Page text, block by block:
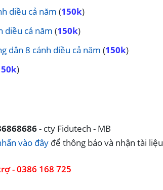
diều cả năm (150k)
diều cả năm (150k)
dân 8 cánh diều cả năm (150k)
)
- cty Fidutech - MB
vào đâyđể thông báo và nhận tài liệu
- 0386 168 725